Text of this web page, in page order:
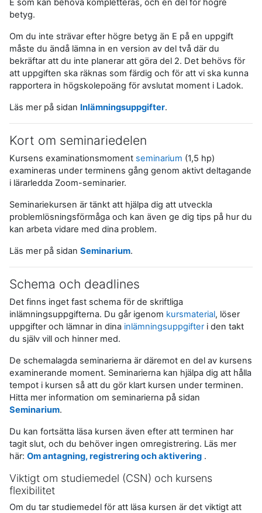
E som kan behöva kompletteras, och en del för högre
betyg.
Om du inte strävar efter högre betyg än E på en uppgift
måste du ändå lämna in en version av del två där du
bekräftar att du inte planerar att göra del 2. Det behövs för
att uppgiften ska räknas som färdig och för att vi ska kunna
rapportera in högskolepoäng för avslutat moment i Ladok.
Läs mer på sidan Inlämningsuppgifter.
Kort om seminariedelen
Kursens examinationsmoment seminarium (1,5 hp)
examineras under terminens gång genom aktivt deltagande
i lärarledda Zoom-seminarier.
Seminariekursen är tänkt att hjälpa dig att utveckla
problemlösningsförmåga och kan även ge dig tips på hur du
kan arbeta vidare med dina problem.
Läs mer på sidan Seminarium.
Schema och deadlines
Det finns inget fast schema för de skriftliga
inlämningsuppgifterna. Du går igenom kursmaterial, löser
uppgifter och lämnar in dina inlämningsuppgifteri den takt
du själv vill och hinner med.
De schemalagda seminarierna är däremot en del av kursens
examinerande moment. Seminarierna kan hjälpa dig att hålla
tempot i kursen så att du gör klart kursen under terminen.
Hitta mer information om seminarierna på sidan
Seminarium.
Du kan fortsätta läsa kursen även efter att terminen har
tagit slut, och du behöver ingen omregistrering. Läs mer
här: Om antagning, registrering och aktivering .
Viktigt om studiemedel (CSN) och kursens
flexibilitet
Om du tar studiemedel för att läsa kursen är det viktigt att